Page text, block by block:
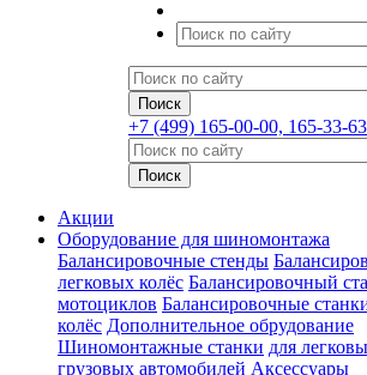
+7 (499) 165-00-00, 165-33-63
Акции
Оборудование для шиномонтажа
Балансировочные стенды
легковых колёс Балансировочный
мотоциклов Балансировочные
колёс Дополнительное обрудование
Шиномонтажные станки для
грузовых автомобилей Аксессуары